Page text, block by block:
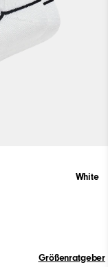
White
Größenratgeber